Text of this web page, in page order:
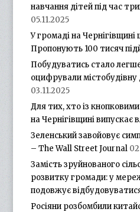
навчання дітей під час
05.11.2025
У громаді на
Пропонують 100 тисяч
Побудуватись стало
оцифрували
03.11.2025
Для тих, хто із
на Чернігівщині випускає
Зеленський завойовує
– The Wall Street Journal
Замість зруйнованого
розвитку громади: у
подовжує
Росіяни розбомбили